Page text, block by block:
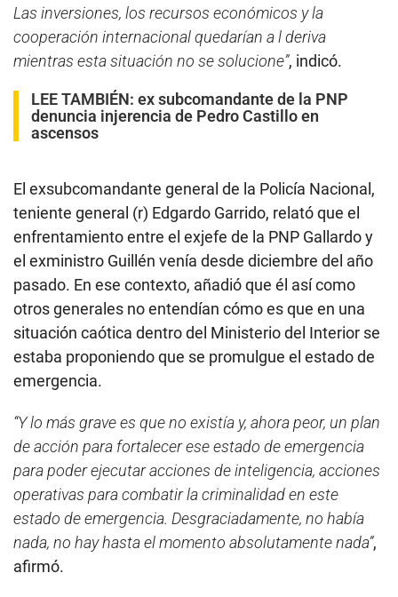
Las inversiones, los recursos económicos y la
cooperación internacional quedarían a l deriva
mientras esta situación no se solucione”, indicó.
LEE TAMBIÉN: ex subcomandante de la PNP
denuncia injerencia de Pedro Castillo en
ascensos
El exsubcomandante general de la Policía Nacional,
teniente general (r) Edgardo Garrido, relató que el
enfrentamiento entre el exjefe de la PNP Gallardo y
el exministro Guillén venía desde diciembre del año
pasado. En ese contexto, añadió que él así como
otros generales no entendían cómo es que en una
situación caótica dentro del Ministerio del Interior se
estaba proponiendo que se promulgue el estado de
emergencia.
“Y lo más grave es que no existía y, ahora peor, un plan
de acción para fortalecer ese estado de emergencia
para poder ejecutar acciones de inteligencia, acciones
operativas para combatir la criminalidad en este
estado de emergencia. Desgraciadamente, no había
nada, no hay hasta el momento absolutamente nada”,
afirmó.